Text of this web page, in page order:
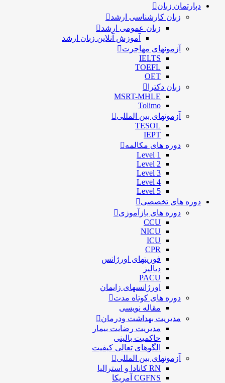
دپارتمان زبان
زبان کارشناسی ارشد
زبان عمومی ارشد
آموزش آنلاین زبان ارشد
آزمونهای مهاجرت
IELTS
TOEFL
OET
زبان دکترا
MSRT-MHLE
Tolimo
آزمونهای بین المللی
TESOL
IEPT
دوره های مکالمه
Level 1
Level 2
Level 3
Level 4
Level 5
دوره های تخصصی
دوره های بازآموزی
CCU
NICU
ICU
CPR
فوریتهای اورژانس
دیالیز
PACU
اورژانسهای زایمان
دوره های کوتاه مدت
مقاله نویسی
مدیریت بهداشت ودرمان
مديريت رضايت بيمار
حاكميت بالينی
الگوهای تعالی کيفيت
آزمونهای بین المللی
RN کانادا و استرالیا
CGFNS آمریکا